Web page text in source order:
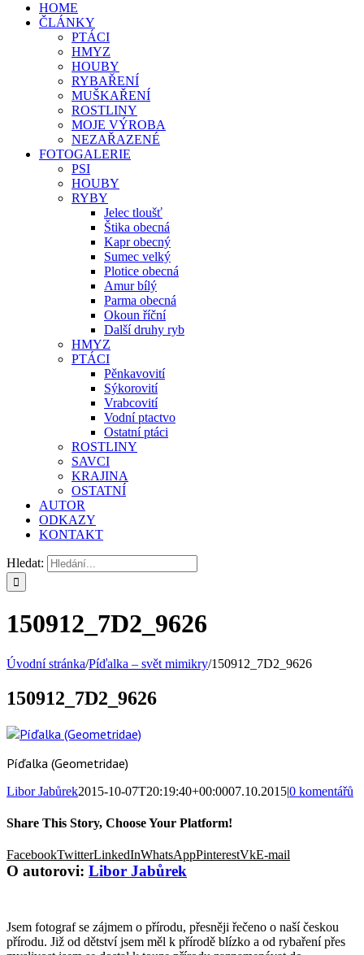
HOME
ČLÁNKY
PTÁCI
HMYZ
HOUBY
RYBAŘENÍ
MUŠKAŘENÍ
ROSTLINY
MOJE VÝROBA
NEZAŘAZENÉ
FOTOGALERIE
PSI
HOUBY
RYBY
Jelec tloušť
Štika obecná
Kapr obecný
Sumec velký
Plotice obecná
Amur bílý
Parma obecná
Okoun říční
Další druhy ryb
HMYZ
PTÁCI
Pěnkavovití
Sýkorovití
Vrabcovití
Vodní ptactvo
Ostatní ptáci
ROSTLINY
SAVCI
KRAJINA
OSTATNÍ
AUTOR
ODKAZY
KONTAKT
Hledat:
150912_7D2_9626
Úvodní stránka/Píďalka – svět mimikry/150912_7D2_9626
150912_7D2_9626
Píďalka (Geometridae)
Libor Jabůrek2015-10-07T20:19:40+00:0007.10.2015|0 komentářů
Share This Story, Choose Your Platform!
FacebookTwitterLinkedInWhatsAppPinterestVkE-mail
O autorovi: Libor Jabůrek
Jsem fotograf se zájmem o přírodu, přesněji řečeno o naší českou
přírodu. Již od dětství jsem měl k přírodě blízko a od rybaření přes